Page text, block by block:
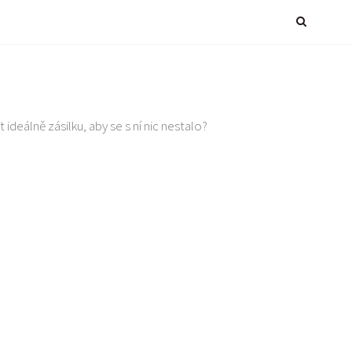
zásilku, aby se s ní nic nestalo?